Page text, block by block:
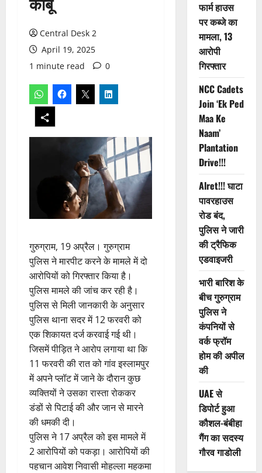
Central Desk 2
April 19, 2025
1 minute read
0
गुरुग्राम, 19 अप्रैल। गुरुग्राम
पुलिस ने मारपीट करने के मामले में दो
आरोपियों को गिरफ्तार किया है।
पुलिस मामले की जांच कर रही है।
पुलिस से मिली जानकारी के अनुसार
पुलिस थाना सदर में 12 फरवरी को
एक शिकायत दर्ज करवाई गई थी।
जिसमें पीड़ित ने आरोप लगाया था कि
11 फरवरी की रात को गांव इस्लामपुर
में अपने प्लॉट में जाने के दौरान कुछ
व्यक्तियों ने उसका रास्ता रोककर
डंडों से पिटाई की और जान से मारने
की धमकी दी।
पुलिस ने 17 अप्रैल को इस मामले में
2 आरोपियों को पकड़ा। आरोपियों की
पहचान आवेश निवासी मोहल्ला महकमा
फार्म हाउस
पर कब्जे का
मामला, 13
आरोपी
गिरफ्तार
NCC Cadets
Join ‘Ek Ped
Maa Ke
Naam’
Plantation
Drive!!!
Alret!!! घाटा
पावरहाउस
रोड बंद,
पुलिस ने जारी
की ट्रैफिक
एडवाइजरी
भारी बारिश के
बीच गुरुग्राम
पुलिस ने
कंपनियों से
वर्क फ्रॉम
होम की अपील
की
UAE से
डिपोर्ट हुआ
कौशल-बंबीहा
गैंग का सदस्य
गौरव गाडोली